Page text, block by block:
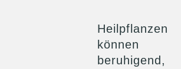
Heilpflanzen
können
beruhigend,